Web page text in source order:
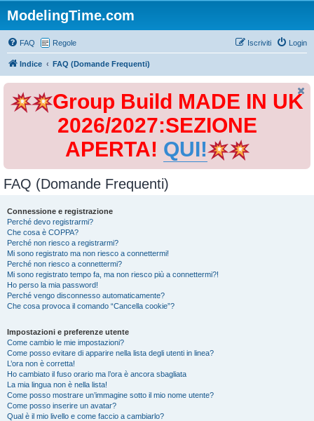
ModelingTime.com
FAQ Regole Login
Iscriviti
Indice FAQ (Domande Frequenti)
Group Build MADE IN UK
2026/2027:SEZIONE
APERTA! QUI!
FAQ (Domande Frequenti)
Connessione e registrazione
Perché devo registrarmi?
Che cosa è COPPA?
Perché non riesco a registrarmi?
Mi sono registrato ma non riesco a connettermi!
Perché non riesco a connettermi?
Mi sono registrato tempo fa, ma non riesco più a connettermi?!
Ho perso la mia password!
Perché vengo disconnesso automaticamente?
Che cosa provoca il comando “Cancella cookie”?
Impostazioni e preferenze utente
Come cambio le mie impostazioni?
Come posso evitare di apparire nella lista degli utenti in linea?
L’ora non è corretta!
Ho cambiato il fuso orario ma l’ora è ancora sbagliata
La mia lingua non è nella lista!
Come posso mostrare un’immagine sotto il mio nome utente?
Come posso inserire un avatar?
Qual è il mio livello e come faccio a cambiarlo?